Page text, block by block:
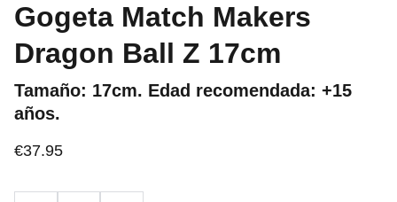
Gogeta Match Makers
Dragon Ball Z 17cm
Tamaño: 17cm. Edad recomendada: +15
años.
€37.95